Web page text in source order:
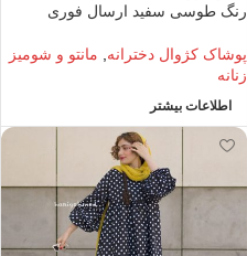
رنگ طوسی سفید ارسال فوری
پوشاک کژوال دخترانه
مانتو و شومیز
زنانه
اطلاعات بیشتر